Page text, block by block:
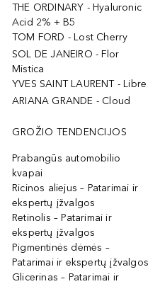
THE ORDINARY - Hyaluronic
Acid 2% + B5
TOM FORD - Lost Cherry
SOL DE JANEIRO - Flor
Mistica
YVES SAINT LAURENT - Libre
ARIANA GRANDE - Cloud
GROŽIO TENDENCIJOS
Prabangūs automobilio
kvapai
Ricinos aliejus – Patarimai ir
ekspertų įžvalgos
Retinolis – Patarimai ir
ekspertų įžvalgos
Pigmentinės dėmės –
Patarimai ir ekspertų įžvalgos
Glicerinas – Patarimai ir